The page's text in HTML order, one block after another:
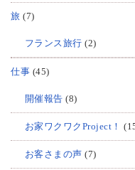
旅 (7)
フランス旅行 (2)
仕事 (45)
開催報告 (8)
お家ワクワクProject！
お客さまの声 (7)